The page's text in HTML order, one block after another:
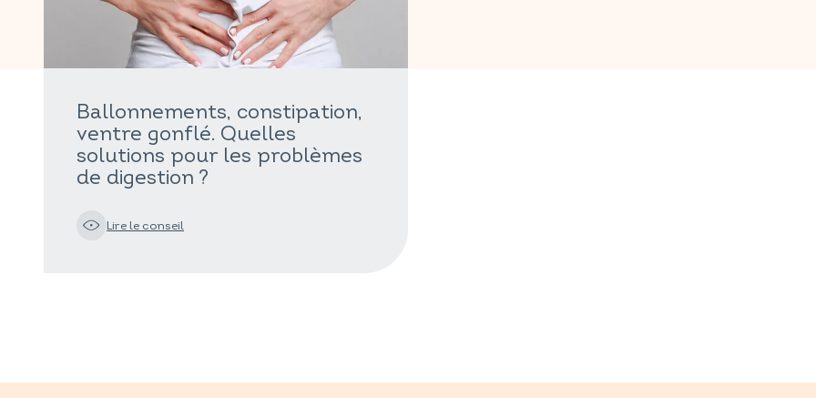
Ballonnements, constipation,
ventre gonflé. Quelles
solutions pour les problèmes
de digestion ?
Lire le conseil